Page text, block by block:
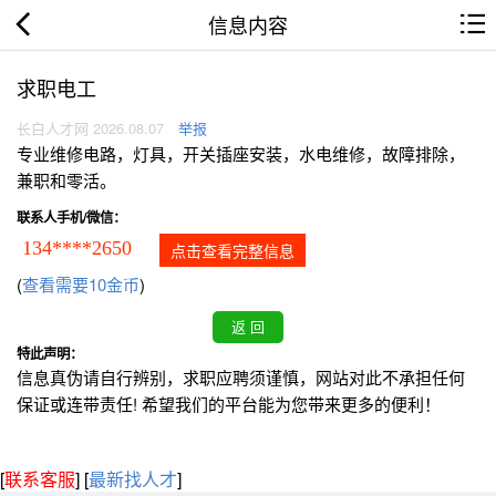
信息内容
求职电工
长白人才网 2026.08.07 举报
专业维修电路，灯具，开关插座安装，水电维修，故障排除，
兼职和零活。
联系人手机/微信：
134****2650 点击查看完整信息
(查看需要10金币)
特此声明：
信息真伪请自行辨别，求职应聘须谨慎，网站对此不承担任何
保证或连带责任! 希望我们的平台能为您带来更多的便利！
[联系客服] [最新找人才]